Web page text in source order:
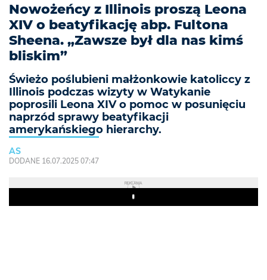
Nowożeńcy z Illinois proszą Leona
XIV o beatyfikację abp. Fultona
Sheena. „Zawsze był dla nas kimś
bliskim”
Świeżo poślubieni małżonkowie katoliccy z
Illinois podczas wizyty w Watykanie
poprosili Leona XIV o pomoc w posunięciu
naprzód sprawy beatyfikacji
amerykańskiego hierarchy.
AS
DODANE 16.07.2025 07:47
REKLAMA
Play